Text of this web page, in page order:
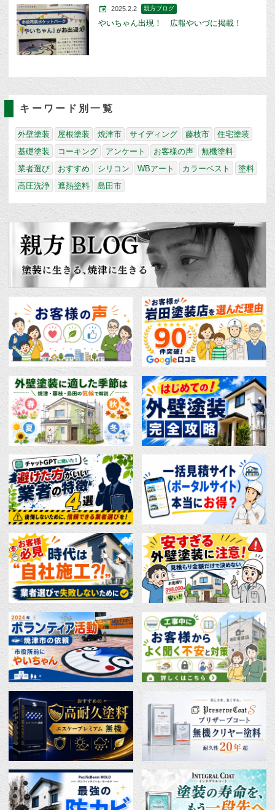
2025.2.2 親方ブログ
やいちゃん出現！ 広報やいづに掲載！
キーワード別一覧
外壁塗装 屋根塗装 焼津市 サイディング 藤枝市
住宅塗装
基礎塗装
コーキング アンケート お客様の声
無機塗料
業者選び
おすすめ シリコン WBアート カラーベスト
塗料
高圧洗浄
遮熱塗料 島田市